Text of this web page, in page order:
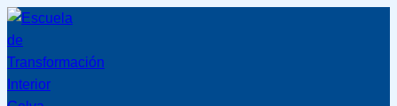
Saltar
al
contenido